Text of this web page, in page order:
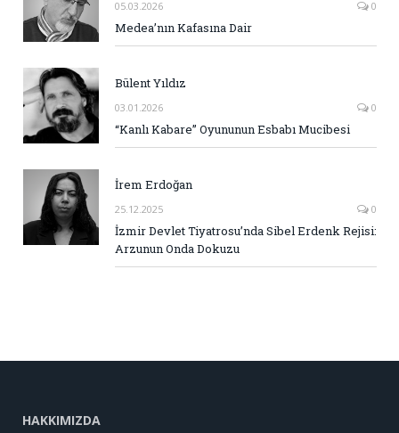
05.03.2026 0
Medea’nın Kafasına Dair
Bülent Yıldız
03.01.2026 0
“Kanlı Kabare” Oyununun Esbabı Mucibesi
İrem Erdoğan
25.12.2025 0
İzmir Devlet Tiyatrosu’nda Sibel Erdenk Rejisi:
Arzunun Onda Dokuzu
HAKKIMIZDA